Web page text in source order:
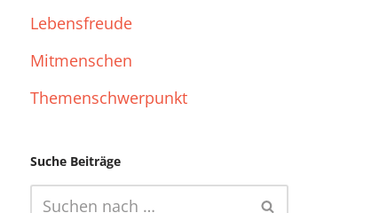
Lebensfreude
Mitmenschen
Themenschwerpunkt
Suche Beiträge